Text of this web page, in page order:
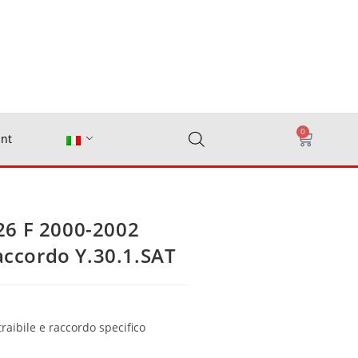
0
F 2000-2002
Y.30.1.SAT
e raccordo specifico